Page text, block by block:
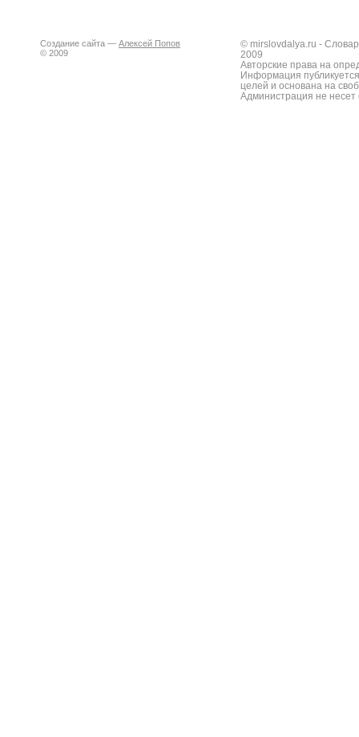
Создание сайта — Алексей Попов
© 2009
© mirslovdalya.ru -
2009
Авторские права на
Информация
целей и основана на
Администрация не несет